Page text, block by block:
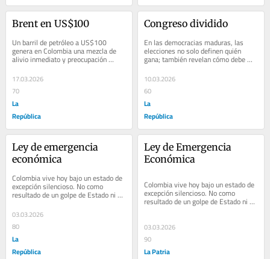
Brent en US$100
Un barril de petróleo a US$100
genera en Colombia una mezcla de
alivio inmediato y preocupación
estratégica. Alivio, porque los
ingresos fiscales...
17.03.2026
70
La
República
Congreso dividido
En las democracias maduras, las
elecciones no solo definen quién
gana; también revelan cómo debe
gobernarse. Los resultados recientes
del Congreso...
10.03.2026
60
La
República
Ley de emergencia
económica
Colombia vive hoy bajo un estado de
excepción silencioso. No como
resultado de un golpe de Estado ni de
una ruptura institucional, sino por la...
03.03.2026
80
La
República
Ley de Emergencia
Económica
Colombia vive hoy bajo un estado de
excepción silencioso. No como
resultado de un golpe de Estado ni de
una ruptura institucional, sino por la...
03.03.2026
90
La Patria